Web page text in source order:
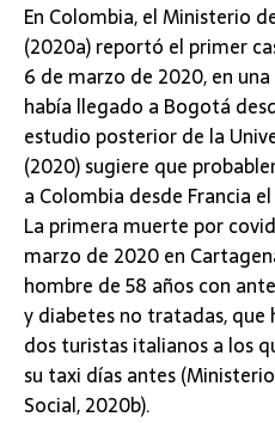
En Colombia, el Ministerio
(2020a) reportó el primer
6 de marzo de 2020, en
había llegado a Bogotá
estudio posterior de la
(2020) sugiere que
a Colombia desde Francia
La primera muerte por
marzo de 2020 en
hombre de 58 años con
y diabetes no tratadas,
dos turistas italianos a los
su taxi días antes
Social, 2020b).